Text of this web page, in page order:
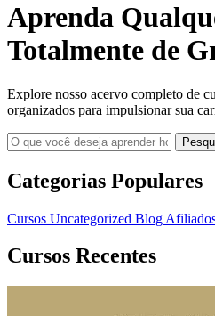
Aprenda
Totalmente de
Explore nosso acervo completo de
organizados para impulsionar sua
Categorias Populares
Cursos Uncategorized Blog
Cursos Recentes